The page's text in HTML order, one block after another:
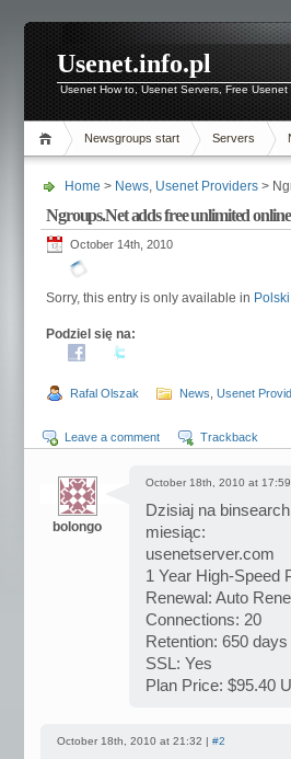
Usenet.info.pl
Usenet How to, Usenet Servers, Free Usenet
Newsgroups start Servers
Home > News, Usenet Providers >
Ngroups.Net adds free unlimited
October 14th, 2010
Sorry, this entry is only available in Polski
Podziel się na:
Rafal Olszak News Usenet
Leave a comment Trackback
bolongo
October 18th, 2010 at
Dzisiaj na
miesiąc:
usenetserver.com
1 Year High-Speed
Renewal: Auto
Connections: 20
Retention: 650 days
SSL: Yes
Plan Price: $95.40
October 18th, 2010 at 21:32 | #2